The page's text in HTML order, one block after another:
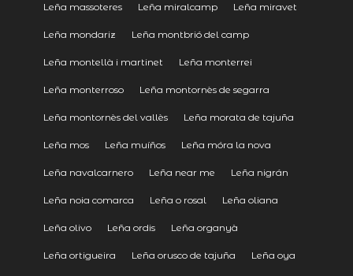
Leña massoteres Leña miralcamp Leña miravet
Leña mondariz Leña montbrió del camp
Leña montellà i martinet Leña monterrei
Leña monterroso Leña montornès de segarra
Leña montornès del vallès Leña morata de tajuña
Leña mos Leña muíños Leña móra la nova
Leña navalcarnero Leña near me Leña nigrán
Leña noia comarca Leña o rosal Leña oliana
Leña olivo Leña ordis Leña organyà
Leña ortigueira Leña orusco de tajuña Leña oya